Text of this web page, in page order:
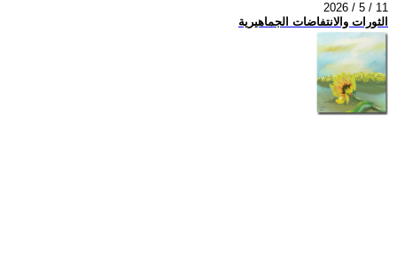
2026 / 5 / 11
الثورات والانتفاضات الجماهيرية